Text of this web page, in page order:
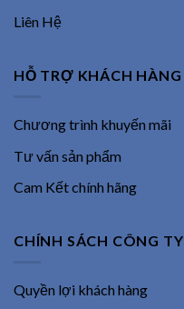
Liên Hệ
HỖ TRỢ KHÁCH HÀNG
Chương trình khuyến mãi
Tư vấn sản phẩm
Cam Kết chính hãng
CHÍNH SÁCH CÔNG TY
Quyền lợi khách hàng